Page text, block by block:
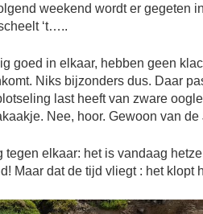
weekend wordt er gegeten
‘t…..
goed in elkaar, hebben geen
Niks bijzonders dus. Daar
last heeft van zware
Nee, hoor. Gewoon van de
tegen elkaar: het is vandaag
Maar dat de tijd vliegt : het klopt